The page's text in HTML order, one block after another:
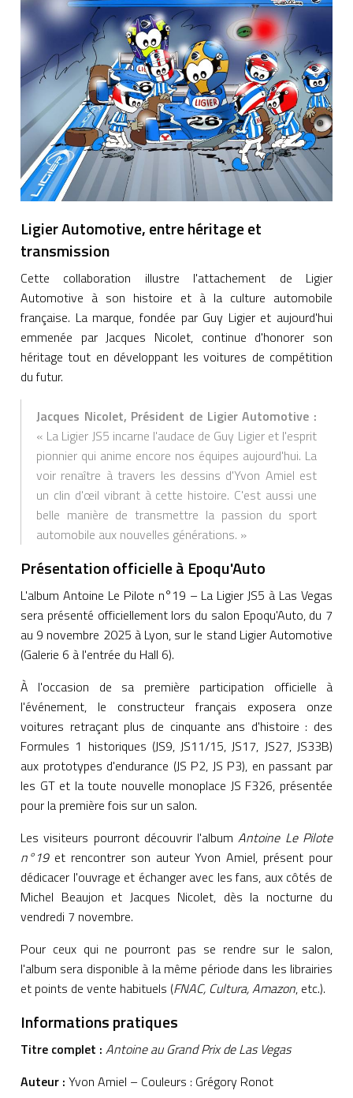
Ligier Automotive, entre héritage et
transmission
Cette collaboration illustre l'attachement de Ligier
Automotive à son histoire et à la culture automobile
française. La marque, fondée par Guy Ligier et aujourd'hui
emmenée par Jacques Nicolet, continue d'honorer son
héritage tout en développant les voitures de compétition
du futur.
Jacques Nicolet, Président de Ligier Automotive :
« La Ligier JS5 incarne l'audace de Guy Ligier et l'esprit
pionnier qui anime encore nos équipes aujourd'hui. La
voir renaître à travers les dessins d'Yvon Amiel est
un clin d'œil vibrant à cette histoire. C'est aussi une
belle manière de transmettre la passion du sport
automobile aux nouvelles générations. »
Présentation officielle à Epoqu'Auto
L'album Antoine Le Pilote n°19 – La Ligier JS5 à Las Vegas
sera présenté officiellement lors du salon Epoqu'Auto, du 7
au 9 novembre 2025 à Lyon, sur le stand Ligier Automotive
(Galerie 6 à l'entrée du Hall 6).
À l'occasion de sa première participation officielle à
l'événement, le constructeur français exposera onze
voitures retraçant plus de cinquante ans d'histoire : des
Formules 1 historiques (JS9, JS11/15, JS17, JS27, JS33B)
aux prototypes d'endurance (JS P2, JS P3), en passant par
les GT et la toute nouvelle monoplace JS F326, présentée
pour la première fois sur un salon.
Les visiteurs pourront découvrir l'albumAntoine Le Pilote
n°19et rencontrer son auteur Yvon Amiel, présent pour
dédicacer l'ouvrage et échanger avec les fans, aux côtés de
Michel Beaujon et Jacques Nicolet, dès la nocturne du
vendredi 7 novembre.
Pour ceux qui ne pourront pas se rendre sur le salon,
l'album sera disponible à la même période dans les librairies
et points de vente habituels (FNAC, Cultura, Amazon, etc.).
Informations pratiques
Titre complet : Antoine au Grand Prix de Las Vegas
Auteur : Yvon Amiel – Couleurs : Grégory Ronot